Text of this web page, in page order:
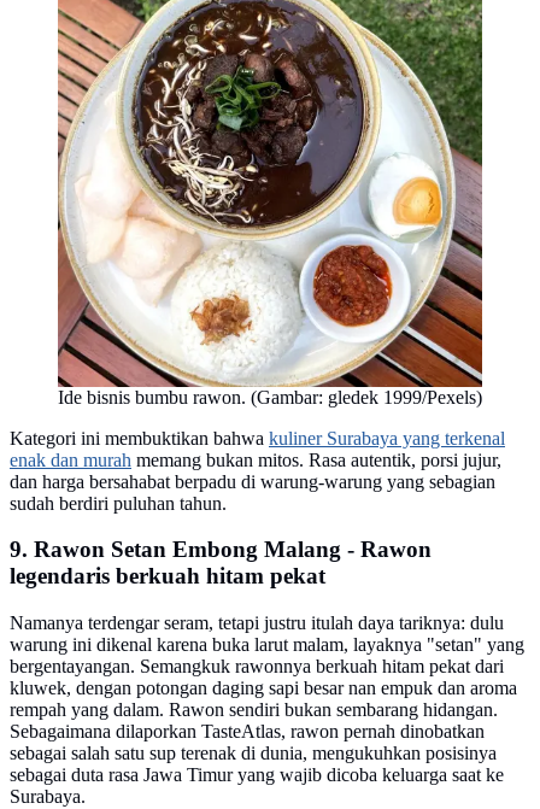
Ide bisnis bumbu rawon. (Gambar: gledek 1999/Pexels)
Kategori ini membuktikan bahwa kuliner Surabaya yang terkenal
enak dan murah memang bukan mitos. Rasa autentik, porsi jujur,
dan harga bersahabat berpadu di warung-warung yang sebagian
sudah berdiri puluhan tahun.
9. Rawon Setan Embong Malang - Rawon
legendaris berkuah hitam pekat
Namanya terdengar seram, tetapi justru itulah daya tariknya: dulu
warung ini dikenal karena buka larut malam, layaknya "setan" yang
bergentayangan. Semangkuk rawonnya berkuah hitam pekat dari
kluwek, dengan potongan daging sapi besar nan empuk dan aroma
rempah yang dalam. Rawon sendiri bukan sembarang hidangan.
Sebagaimana dilaporkan TasteAtlas, rawon pernah dinobatkan
sebagai salah satu sup terenak di dunia, mengukuhkan posisinya
sebagai duta rasa Jawa Timur yang wajib dicoba keluarga saat ke
Surabaya.